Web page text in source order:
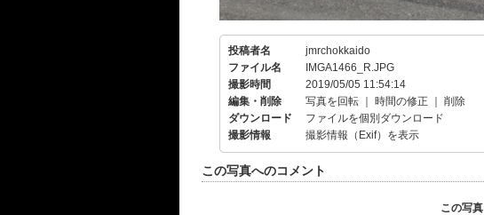
投稿者名
jmrchokkaido
ファイル名
IMGA1466_R.JPG
撮影時間
2019/05/05 11:54:14
編集・削除
写真を回転 時間の修正
削除
ダウンロード
ファイルを個別ダウンロード
撮影情報
撮影情報（Exif）を表示
この写真へのコメント
この写